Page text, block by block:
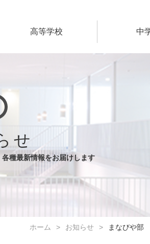
高等学校 中
せ
種最新情報をお届けします
ホーム お知らせ まなびや部